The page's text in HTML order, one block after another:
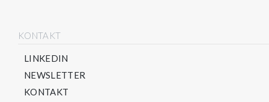
KONTAKT
LINKEDIN
NEWSLETTER
KONTAKT